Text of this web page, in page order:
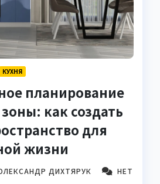
КУХНЯ
планирование
как создать
для
жизни
ДИХТЯРУК
НЕТ